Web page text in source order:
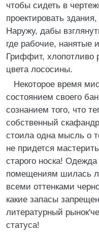
чтобы сидеть в
проектировать
Наружу, дабы
где рабочие, нанятые
Гриффит, хлопотливо
цвета лососины.
Некоторое время
состоянием своего
сознанием того, что
собственный
стоила одна мысль о
не придется
старого носка!
помещениям шилась
всеми оттенками
какие запасы
литературный
статуса!